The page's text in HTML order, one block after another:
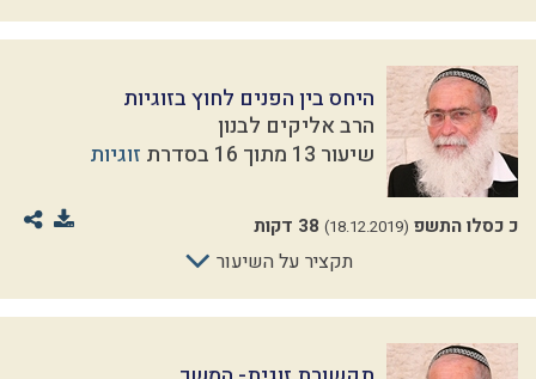
היחס בין הפנים לחוץ בזוגיות
הרב אליקים לבנון
שיעור 13 מתוך 16 בסדרת
זוגיות
כ כסלו התשפ (18.12.2019) 38 דקות
תקציר על השיעור